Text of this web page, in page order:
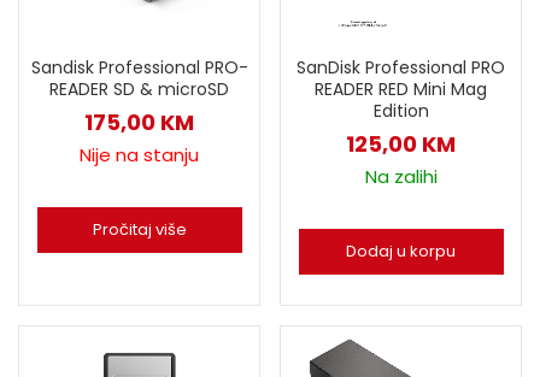
Sandisk Professional PRO-
READER SD & microSD
175,00 KM
Nije na stanju
Pročitaj više
SanDisk Professional PRO
READER RED Mini Mag
Edition
125,00 KM
Na zalihi
Dodaj u korpu